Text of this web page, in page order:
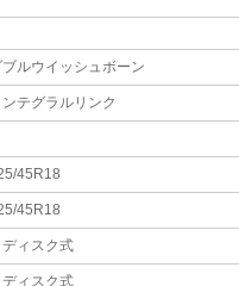
ブルウイッシュボーン
ンテグラルリンク
45R18
45R18
ディスク式
ディスク式